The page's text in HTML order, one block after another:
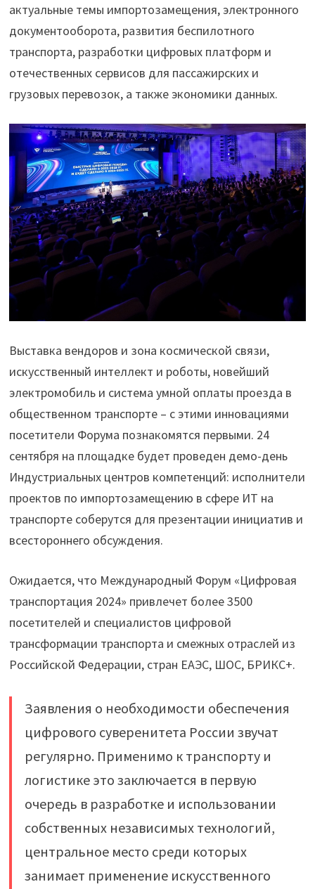
актуальные темы импортозамещения, электронного
документооборота, развития беспилотного
транспорта, разработки цифровых платформ и
отечественных сервисов для пассажирских и
грузовых перевозок, а также экономики данных.
Выставка вендоров и зона космической связи,
искусственный интеллект и роботы, новейший
электромобиль и система умной оплаты проезда в
общественном транспорте – с этими инновациями
посетители Форума познакомятся первыми. 24
сентября на площадке будет проведен демо-день
Индустриальных центров компетенций: исполнители
проектов по импортозамещению в сфере ИТ на
транспорте соберутся для презентации инициатив и
всестороннего обсуждения.
Ожидается, что Международный Форум «Цифровая
транспортация 2024» привлечет более 3500
посетителей и специалистов цифровой
трансформации транспорта и смежных отраслей из
Российской Федерации, стран ЕАЭС, ШОС, БРИКС+.
Заявления о необходимости обеспечения
цифрового суверенитета России звучат
регулярно. Применимо к транспорту и
логистике это заключается в первую
очередь в разработке и использовании
собственных независимых технологий,
центральное место среди которых
занимает применение искусственного